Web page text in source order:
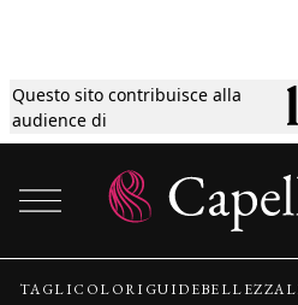
Questo sito contribuisce alla
audience di
Tagli
Colori
Guide
TAGLICOLORI GUIDEBELLEZZA